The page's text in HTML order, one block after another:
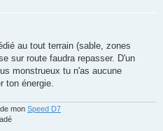
au tout terrain (sable, zones
sur route faudra repasser. D'un
monstrueux tu n'as aucune
ton énergie.
mon Speed D7